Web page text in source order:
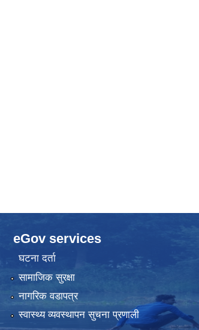
eGov services
घटना दर्ता
सामाजिक सुरक्षा
नागरिक वडापत्र
स्वास्थ्य व्यवस्थापन सुचना प्रणाली